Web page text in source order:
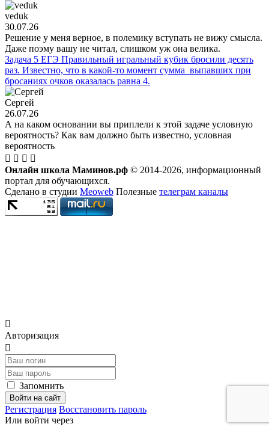
veduk
30.07.26
Решение у меня верное, в полемику вступать не вижу смысла.
Даже поэму вашу не читал, слишком уж она велика.
Задача 5 ЕГЭ Правильный игральный кубик бросили десять
раз. Известно, что в какой-то момент сумма выпавших при
бросаниях очков оказалась равна 4.
Сергей
26.07.26
А на каком основании вы приплели к этой задаче условную
вероятность? Как вам должно быть известно, условная
вероятность
Онлайн школа Маминов.рф © 2014-2026, информационный
портал для обучающихся.
Сделано в студии Meoweb Полезные телеграм каналы
Авторизация
Запомнить
Войти на сайт
Регистрация Восстановить пароль
Или войти через